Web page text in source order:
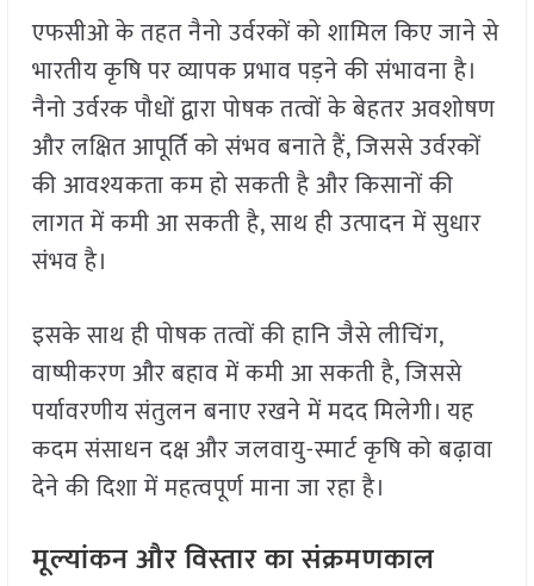
एफसीओ के तहत नैनो उर्वरकों को शामिल किए जाने से
भारतीय कृषि पर व्यापक प्रभाव पड़ने की संभावना है।
नैनो उर्वरक पौधों द्वारा पोषक तत्वों के बेहतर अवशोषण
और लक्षित आपूर्ति को संभव बनाते हैं, जिससे उर्वरकों
की आवश्यकता कम हो सकती है और किसानों की
लागत में कमी आ सकती है, साथ ही उत्पादन में सुधार
संभव है।
इसके साथ ही पोषक तत्वों की हानि जैसे लीचिंग,
वाष्पीकरण और बहाव में कमी आ सकती है, जिससे
पर्यावरणीय संतुलन बनाए रखने में मदद मिलेगी। यह
कदम संसाधन दक्ष और जलवायु-स्मार्ट कृषि को बढ़ावा
देने की दिशा में महत्वपूर्ण माना जा रहा है।
मूल्यांकन और विस्तार का संक्रमणकाल